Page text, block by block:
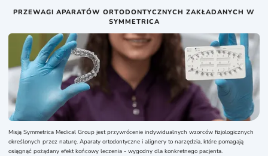
PRZEWAGI APARATÓW ORTODONTYCZNYCH ZAKŁADANYCH W
SYMMETRICA
Misją Symmetrica Medical Group jest przywrócenie indywidualnych wzorców fizjologicznych
określonych przez naturę. Aparaty ortodontyczne i alignery to narzędzia, które pomagają
osiągnąć pożądany efekt końcowy leczenia - wygodny dla konkretnego pacjenta.